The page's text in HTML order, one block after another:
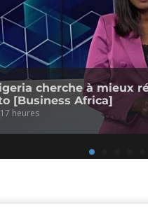
cherche à mieux
[Business Africa]
heures